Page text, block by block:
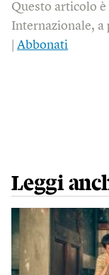
Questo articolo
Internazionale, a
Abbonati
Leggi